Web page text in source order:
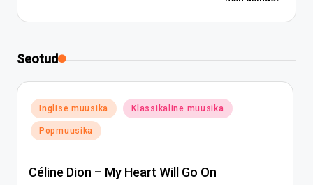
Seotud
Posted
in
Inglise muusika Klassikaline muusika
Popmuusika
Céline Dion – My Heart Will Go On